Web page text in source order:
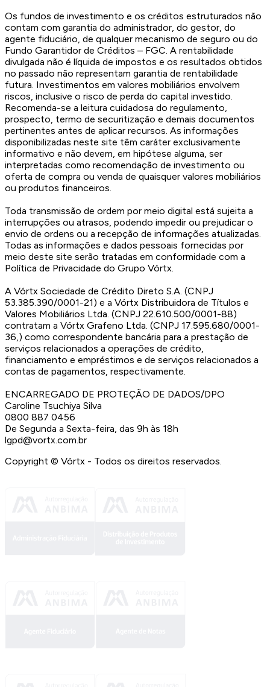
Os fundos de investimento e os créditos estruturados não
contam com garantia do administrador, do gestor, do
agente fiduciário, de qualquer mecanismo de seguro ou do
Fundo Garantidor de Créditos – FGC. A rentabilidade
divulgada não é líquida de impostos e os resultados obtidos
no passado não representam garantia de rentabilidade
futura. Investimentos em valores mobiliários envolvem
riscos, inclusive o risco de perda do capital investido.
Recomenda-se a leitura cuidadosa do regulamento,
prospecto, termo de securitização e demais documentos
pertinentes antes de aplicar recursos. As informações
disponibilizadas neste site têm caráter exclusivamente
informativo e não devem, em hipótese alguma, ser
interpretadas como recomendação de investimento ou
oferta de compra ou venda de quaisquer valores mobiliários
ou produtos financeiros.
Toda transmissão de ordem por meio digital está sujeita a
interrupções ou atrasos, podendo impedir ou prejudicar o
envio de ordens ou a recepção de informações atualizadas.
Todas as informações e dados pessoais fornecidas por
meio deste site serão tratadas em conformidade com a
Política de Privacidade do Grupo Vórtx.
A Vórtx Sociedade de Crédito Direto S.A. (CNPJ
53.385.390/0001-21) e a Vórtx Distribuidora de Títulos e
Valores Mobiliários Ltda. (CNPJ 22.610.500/0001-88)
contratam a Vórtx Grafeno Ltda. (CNPJ 17.595.680/0001-
36,) como correspondente bancária para a prestação de
serviços relacionados a operações de crédito,
financiamento e empréstimos e de serviços relacionados a
contas de pagamentos, respectivamente.
ENCARREGADO DE PROTEÇÃO DE DADOS/DPO
Caroline Tsuchiya Silva
0800 887 0456
De Segunda a Sexta-feira, das 9h às 18h
lgpd@vortx.com.br
Copyright © Vórtx - Todos os direitos reservados.